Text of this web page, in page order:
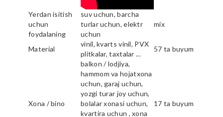
Yerdan isitish
uchun
foydalaning
suv uchun, barcha
turlar uchun, elektr
uchun
mix
Material
vinil, kvarts vinil, PVX
plitkalar, taxtalar ...
57 ta buyum
Xona / bino
balkon / lodjiya,
hammom va hojatxona
uchun, garaj uchun,
yozgi turar joy uchun,
bolalar xonasi uchun,
kvartira uchun , xona
17 ta buyum